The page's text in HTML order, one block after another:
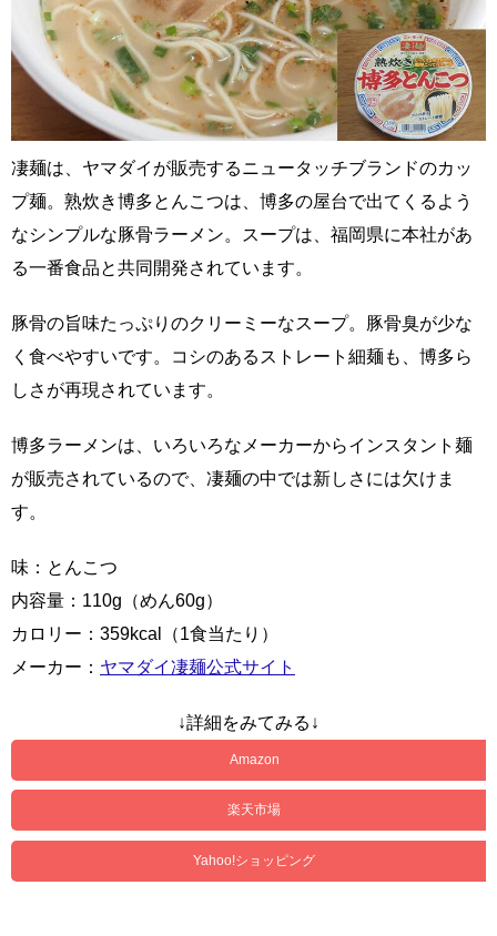
凄麺は、ヤマダイが販売するニュータッチブランドのカッ
プ麺。熟炊き博多とんこつは、博多の屋台で出てくるよう
なシンプルな豚骨ラーメン。スープは、福岡県に本社があ
る一番食品と共同開発されています。
豚骨の旨味たっぷりのクリーミーなスープ。豚骨臭が少な
く食べやすいです。コシのあるストレート細麺も、博多ら
しさが再現されています。
博多ラーメンは、いろいろなメーカーからインスタント麺
が販売されているので、凄麺の中では新しさには欠けま
す。
味：とんこつ
内容量：110g（めん60g）
カロリー：359kcal（1食当たり）
メーカー： ヤマダイ凄麺公式サイト
↓詳細をみてみる↓
Amazon
楽天市場
Yahoo!ショッピング